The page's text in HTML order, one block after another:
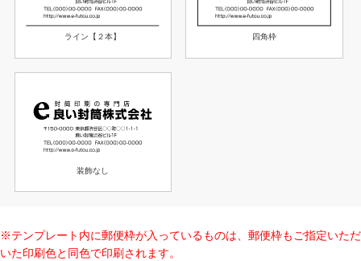
ライン【２本】 四角枠
装飾なし
※テンプレート内に郵便枠が入っているものは、郵便枠もご指定いただ
いた印刷色と同色で印刷されます。